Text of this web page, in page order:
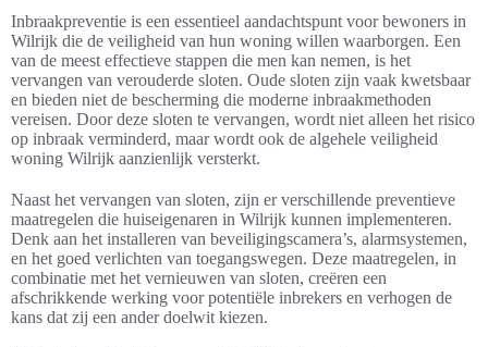
Inbraakpreventie is een essentieel aandachtspunt voor bewoners in
Wilrijk die de veiligheid van hun woning willen waarborgen. Een
van de meest effectieve stappen die men kan nemen, is het
vervangen van verouderde sloten. Oude sloten zijn vaak kwetsbaar
en bieden niet de bescherming die moderne inbraakmethoden
vereisen. Door deze sloten te vervangen, wordt niet alleen het risico
op inbraak verminderd, maar wordt ook de algehele veiligheid
woning Wilrijk aanzienlijk versterkt.
Naast het vervangen van sloten, zijn er verschillende preventieve
maatregelen die huiseigenaren in Wilrijk kunnen implementeren.
Denk aan het installeren van beveiligingscamera’s, alarmsystemen,
en het goed verlichten van toegangswegen. Deze maatregelen, in
combinatie met het vernieuwen van sloten, creëren een
afschrikkende werking voor potentiële inbrekers en verhogen de
kans dat zij een ander doelwit kiezen.